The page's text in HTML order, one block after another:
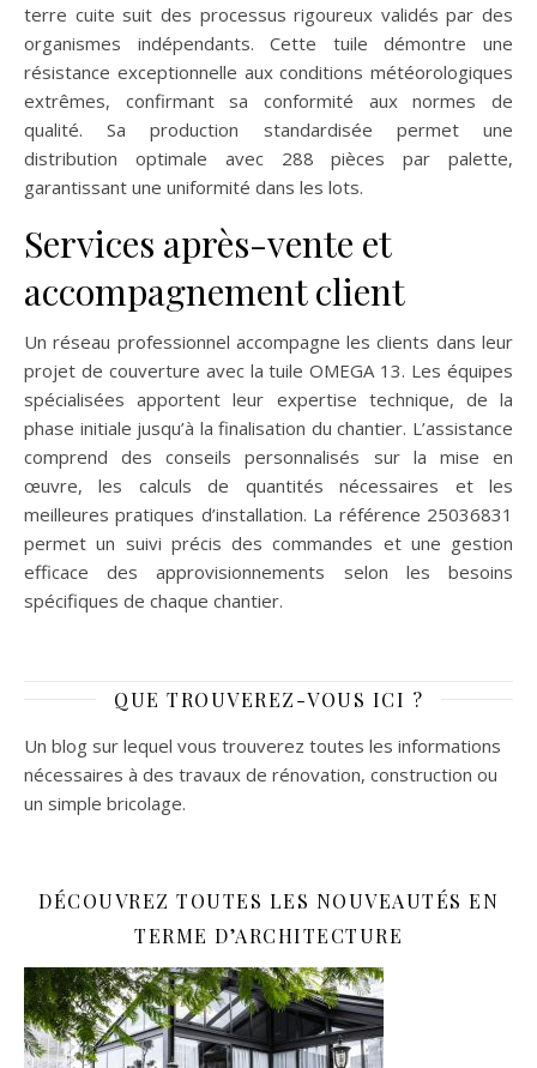
terre cuite suit des processus rigoureux validés par des
organismes indépendants. Cette tuile démontre une
résistance exceptionnelle aux conditions météorologiques
extrêmes, confirmant sa conformité aux normes de
qualité. Sa production standardisée permet une
distribution optimale avec 288 pièces par palette,
garantissant une uniformité dans les lots.
Services après-vente et
accompagnement client
Un réseau professionnel accompagne les clients dans leur
projet de couverture avec la tuile OMEGA 13. Les équipes
spécialisées apportent leur expertise technique, de la
phase initiale jusqu’à la finalisation du chantier. L’assistance
comprend des conseils personnalisés sur la mise en
œuvre, les calculs de quantités nécessaires et les
meilleures pratiques d’installation. La référence 25036831
permet un suivi précis des commandes et une gestion
efficace des approvisionnements selon les besoins
spécifiques de chaque chantier.
QUE TROUVEREZ-VOUS ICI ?
Un blog sur lequel vous trouverez toutes les informations
nécessaires à des travaux de rénovation, construction ou
un simple bricolage.
DÉCOUVREZ TOUTES LES NOUVEAUTÉS EN
TERME D’ARCHITECTURE